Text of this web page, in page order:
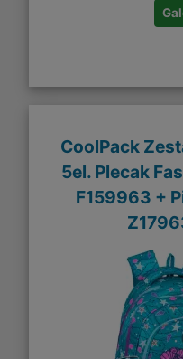
CoolPack
5el. Plecak
F159963 +